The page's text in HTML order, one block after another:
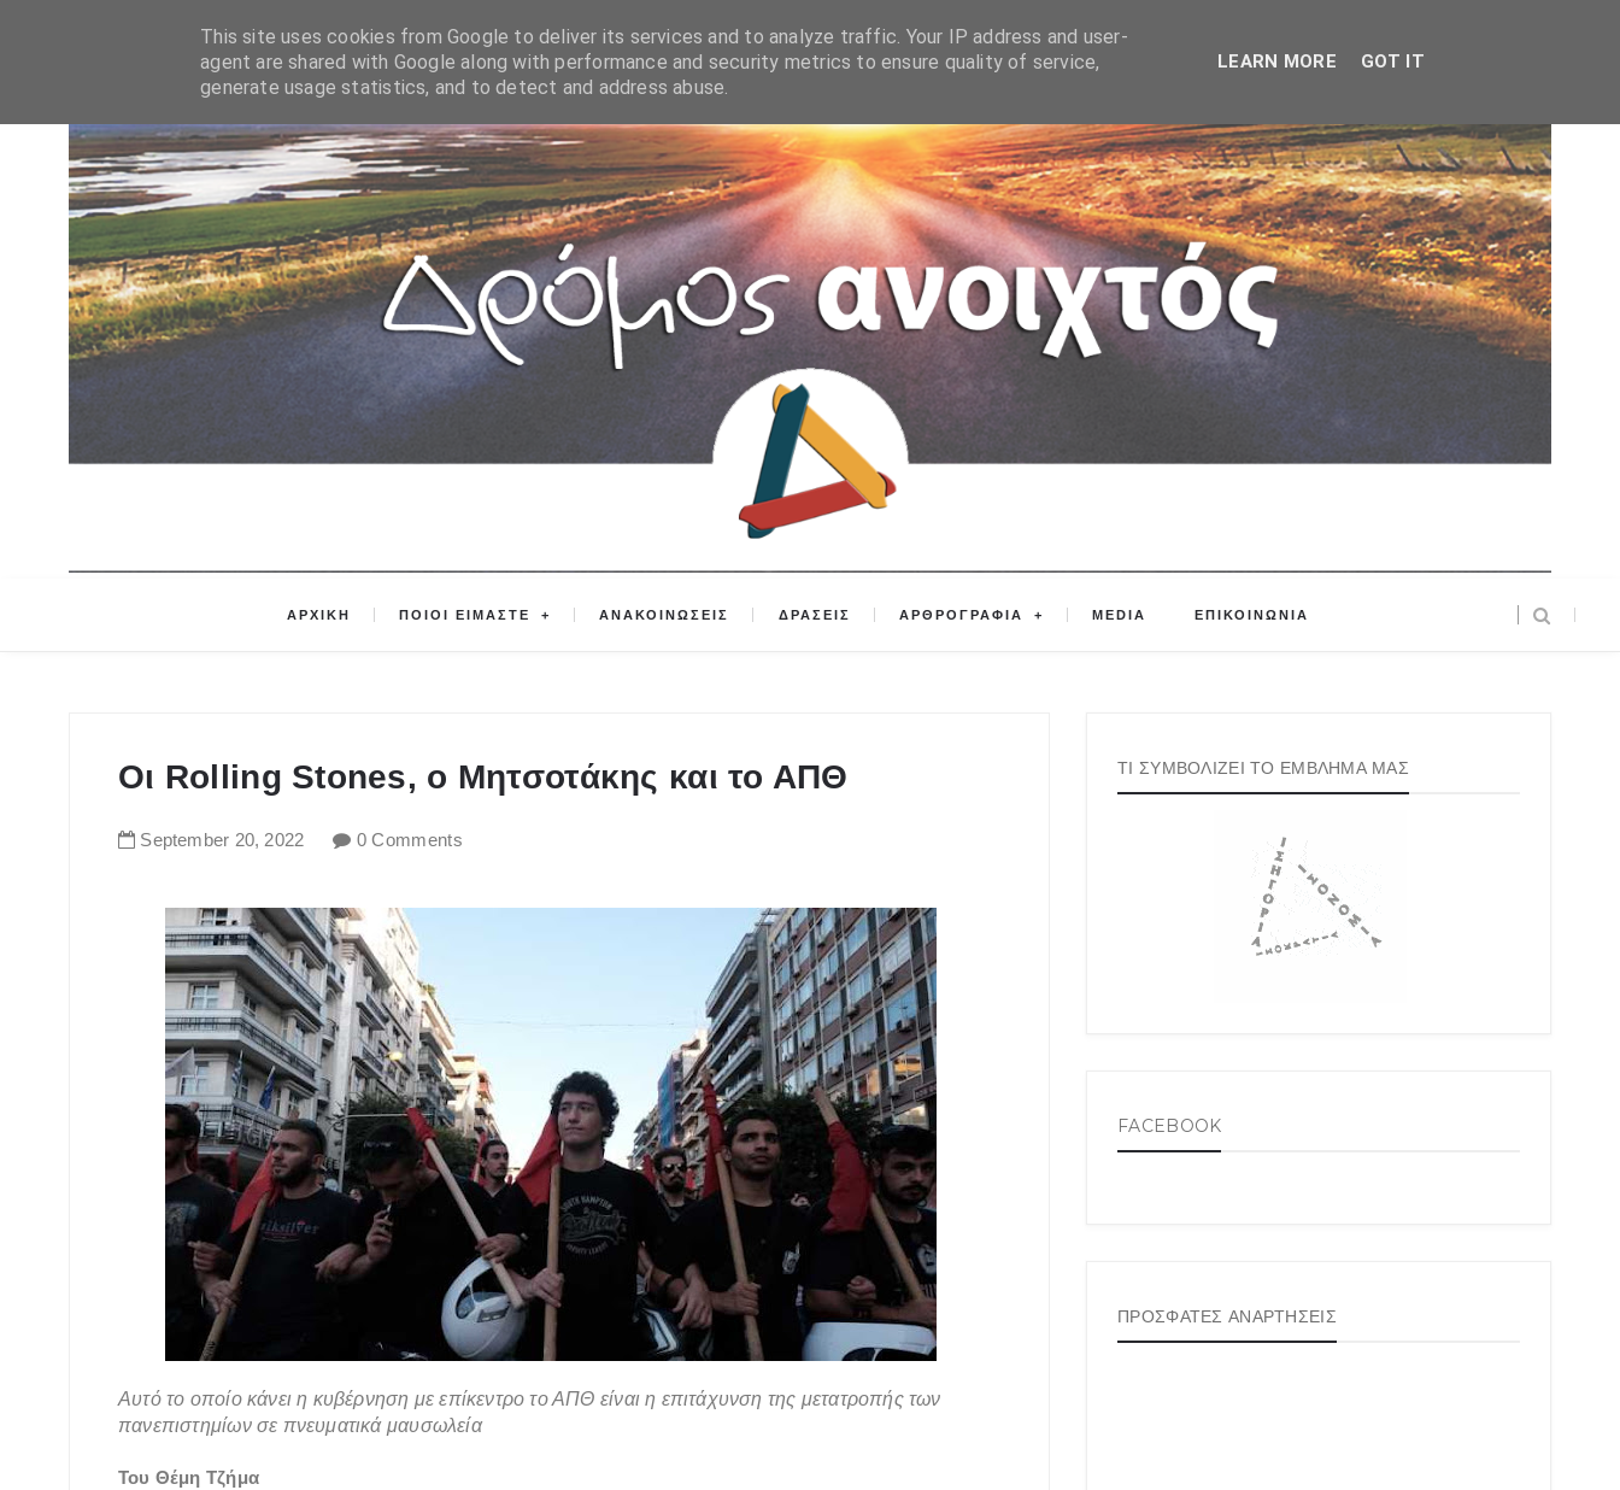
ΑΡΧΙΚΗ ΠΟΙΟΙ ΕΙΜΑΣΤΕ ΑΝΑΚΟΙΝΩΣΕΙΣ ΔΡΑΣΕΙΣ ΑΡΘΡΟΓΡΑΦΙΑ MEDIA ΕΠΙΚΟΙΝΩΝΙΑ
Οι Rolling Stones, ο Μητσοτάκης και το ΑΠΘ
September 20, 2022 0 Comments
Αυτό το οποίο κάνει η κυβέρνηση με επίκεντρο το ΑΠΘ είναι η επιτάχυνση της μετατροπής των
πανεπιστημίων σε πνευματικά μαυσωλεία
Του Θέμη Τζήμα
ΤΙ ΣΥΜΒΟΛΙΖΕΙ ΤΟ ΕΜΒΛΗΜΑ ΜΑΣ
FACEBOOK
ΠΡΟΣΦΑΤΕΣ ΑΝΑΡΤΗΣΕΙΣ
This site uses cookies from Google to deliver its services and to analyze traffic. Your IP address and user-
agent are shared with Google along with performance and security metrics to ensure quality of service,
generate usage statistics, and to detect and address abuse.
LEARN MORE GOT IT